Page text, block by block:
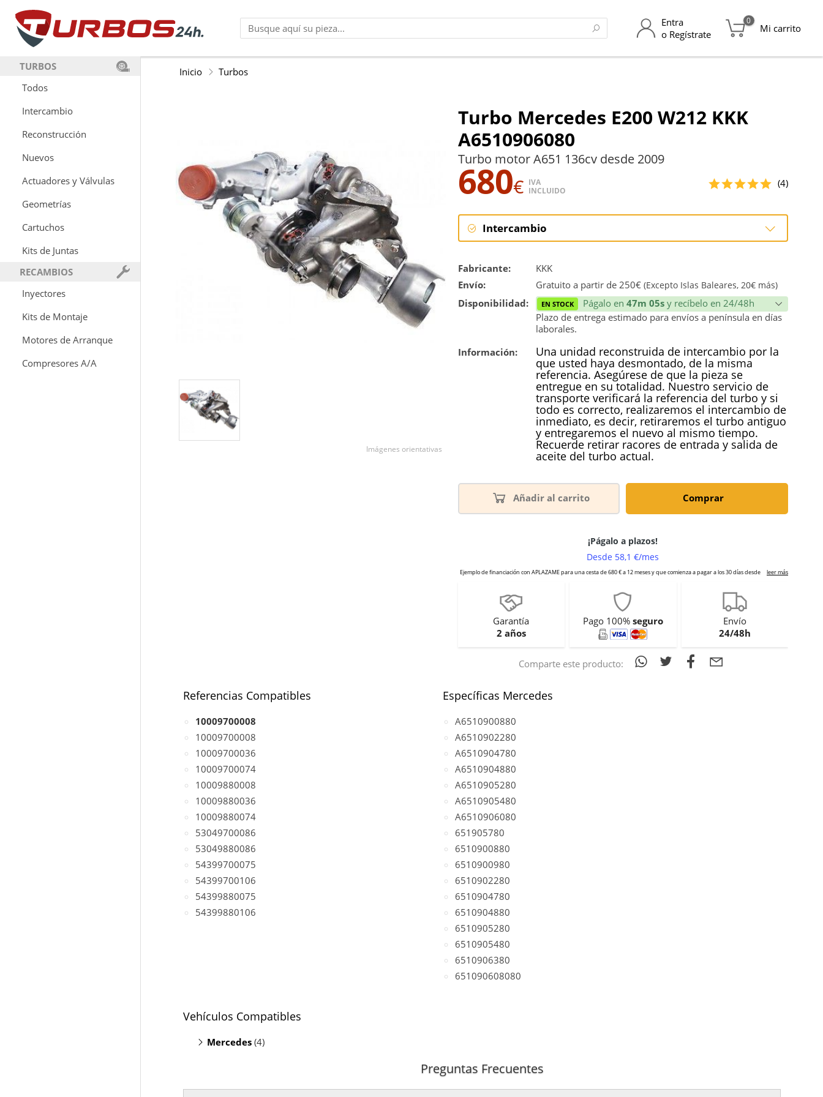
Entra
o Regístrate
0
Mi carrito
TURBOS
Todos
Intercambio
Reconstrucción
Nuevos
Actuadores y Válvulas
Geometrías
Cartuchos
Kits de Juntas
RECAMBIOS
Inyectores
Kits de Montaje
Motores de Arranque
Compresores A/A
Inicio Turbos
Turbo Mercedes E200 W212 KKK
A6510906080
Turbo motor A651 136cv desde 2009
680€ IVA
INCLUIDO
(4)
Intercambio
Reconstrucción
Fabricante:
KKK
Envío:
Gratuito a partir de 250€ (Excepto Islas Baleares, 20€ más)
Disponibilidad: EN STOCK Págalo en 47m 05s y recíbelo en 24/48h
Plazo de entrega estimado para envíos a península en días
laborales.
Información:
Una unidad reconstruida de intercambio por la
que usted haya desmontado, de la misma
referencia. Asegúrese de que la pieza se
entregue en su totalidad. Nuestro servicio de
transporte verificará la referencia del turbo y si
todo es correcto, realizaremos el intercambio de
inmediato, es decir, retiraremos el turbo antiguo
y entregaremos el nuevo al mismo tiempo.
Recuerde retirar racores de entrada y salida de
aceite del turbo actual.
Añadir al carrito Comprar
Garantía
2 años
Pago 100% seguro
Envío
24/48h
Comparte este producto:
Imágenes orientativas
Referencias Compatibles
10009700008
10009700008
10009700036
10009700074
10009880008
10009880036
10009880074
53049700086
53049880086
54399700075
54399700106
54399880075
54399880106
Específicas Mercedes
A6510900880
A6510902280
A6510904780
A6510904880
A6510905280
A6510905480
A6510906080
651905780
6510900880
6510900980
6510902280
6510904780
6510904880
6510905280
6510905480
6510906380
651090608080
Vehículos Compatibles
Mercedes (4)
Sprinter 316 CDI(motor A651)
Preguntas Frecuentes